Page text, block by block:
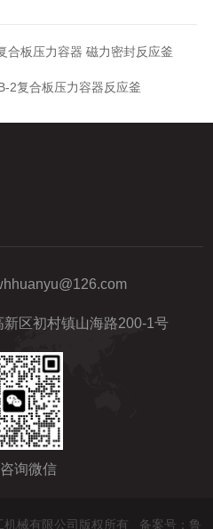
合板压力容器 磁力密封反应釜
2复合板压力容器反应釜
区初村镇山海路200-1号
询微信
械有限公司版权所有 备案号：鲁